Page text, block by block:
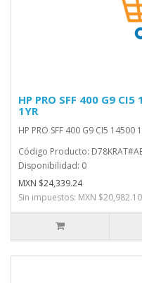
HP PRO SFF 400 G9
1YR
HP PRO SFF 400 G9 CI5 14500
Código Producto:
Disponibilidad: 0
MXN $24,339.24
Sin impuestos: MXN $20,982.10